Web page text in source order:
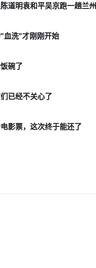
道明袁和平吴京跑一趟兰
血洗"才刚刚开始
碗了
已经不关心了
影票，这次终于能还了